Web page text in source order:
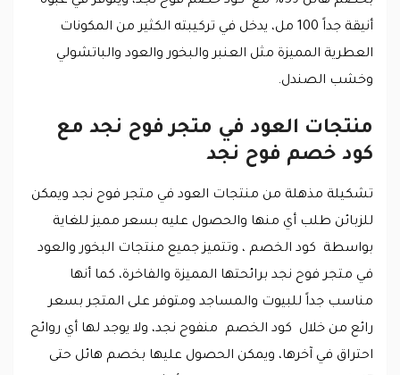
أنيقة جداً 100 مل، يدخل في تركيبته الكثير من المكونات
العطرية المميزة مثل العنبر والبخور والعود والباتشولي
وخشب الصندل.
منتجات العود في متجر فوح نجد مع
كود خصم فوح نجد
تشكيلة مذهلة من منتجات العود في متجر فوح نجد ويمكن
للزبائن طلب أي منها والحصول عليه بسعر مميز للغاية
بواسطة كود الخصم ، وتتميز جميع منتجات البخور والعود
في متجر فوح نجد برائحتها المميزة والفاخرة، كما أنها
مناسب جداً للبيوت والمساجد ومتوفر على المتجر بسعر
رائع من خلال كود الخصم منفوح نجد، ولا يوجد لها أي روائح
احتراق في آخرها، ويمكن الحصول عليها بخصم هائل حتى